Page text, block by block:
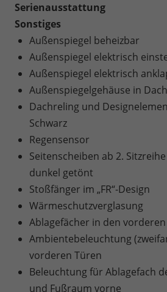
Serienausstattung
Sonstiges
Außenspiegel beheizbar
Außenspiegel elektrisch
Außenspiegel elektrisch
Außenspiegelgehäuse in
Dachreling und
Schwarz
Regensensor
Seitenscheiben ab 2.
dunkel getönt
Stoßfänger im „FR“-Design
Wärmeschutzverglasung
Ablagefächer in den
Ambientebeleuchtung
vorderen Türen
Beleuchtung für Ablagefach
und Fußraum vorne